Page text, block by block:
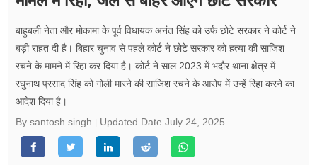
उत्तर प्रदेश
गैलरी
वीडियो
रिलेशनशिप
जीवन मंत्रा
बाहुबली नेता और मोकामा के पूर्व विधायक अनंत सिंह को उर्फ छोटे सरकार ने कोर्ट ने
बड़ी राहत दी है। बिहार चुनाव से पहले कोर्ट ने छोटे सरकार को हत्या की साजिश
रचने के मामने में रिहा कर दिया है। कोर्ट ने साल 2023 में भदौर थाना क्षेत्र में
रघुनाथ प्रसाद सिंह को गोली मारने की साजिश रचने के आरोप में उन्हें रिहा करने का
आदेश दिया है।
By santosh singh
Updated Date July 24, 2025